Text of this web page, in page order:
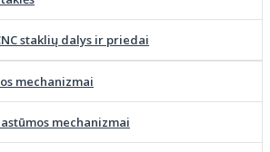
staklių dalys ir priedai
mechanizmai
mechanizmai